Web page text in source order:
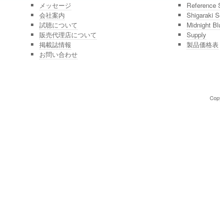
メッセージ
会社案内
試聴について
販売代理店について
掲載誌情報
お問い合わせ
Reference
Shigaraki
Midnight
Supply
製品価格表